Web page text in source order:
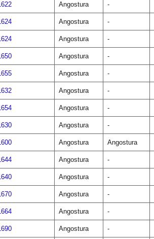
Angostura -
Angostura -
Angostura -
Angostura -
Angostura -
Angostura -
Angostura -
Angostura -
Angostura Angostura
Angostura -
Angostura -
Angostura -
Angostura -
Angostura -